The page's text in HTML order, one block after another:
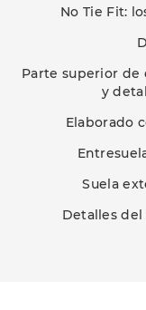
No Tie Fit:
Parte superior de
y
Elaborado
Suela
Detalles